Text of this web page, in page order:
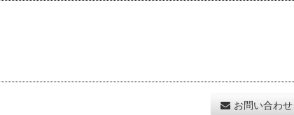
お問い合わせ